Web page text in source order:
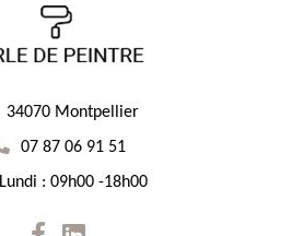
34070 Montpellier
07 87 06 91 51
Lundi : 09h00 -18h00